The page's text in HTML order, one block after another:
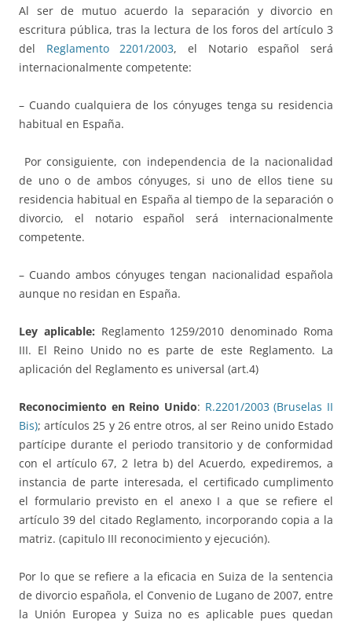
Al ser de mutuo acuerdo la separación y divorcio en
escritura pública, tras la lectura de los foros del artículo 3
del Reglamento 2201/2003, el Notario español será
internacionalmente competente:
– Cuando cualquiera de los cónyuges tenga su residencia
habitual en España.
Por consiguiente, con independencia de la nacionalidad
de uno o de ambos cónyuges, si uno de ellos tiene su
residencia habitual en España al tiempo de la separación o
divorcio, el notario español será internacionalmente
competente.
– Cuando ambos cónyuges tengan nacionalidad española
aunque no residan en España.
Ley aplicable: Reglamento 1259/2010 denominado Roma
III. El Reino Unido no es parte de este Reglamento. La
aplicación del Reglamento es universal (art.4)
Reconocimiento en Reino Unido: R.2201/2003 (Bruselas II
Bis); artículos 25 y 26 entre otros, al ser Reino unido Estado
partícipe durante el periodo transitorio y de conformidad
con el artículo 67, 2 letra b) del Acuerdo, expediremos, a
instancia de parte interesada, el certificado cumplimento
el formulario previsto en el anexo I a que se refiere el
artículo 39 del citado Reglamento, incorporando copia a la
matriz. (capitulo III reconocimiento y ejecución).
Por lo que se refiere a la eficacia en Suiza de la sentencia
de divorcio española, el Convenio de Lugano de 2007, entre
la Unión Europea y Suiza no es aplicable pues quedan